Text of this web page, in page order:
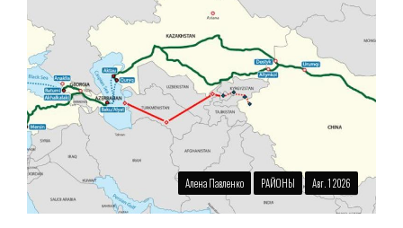
Алена Павленко РАЙОНЫ Авг. 1 2026